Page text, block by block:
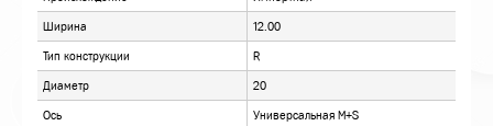
ОТЗЫВЫ